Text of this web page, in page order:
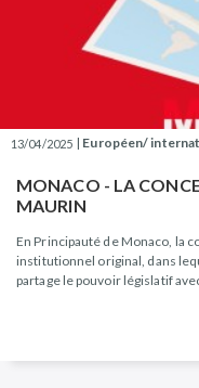
13/04/2025 | Européen/
MONACO - LA
MAURIN
En Principauté de Monaco, la
institutionnel original, dans
partage le pouvoir législatif avec